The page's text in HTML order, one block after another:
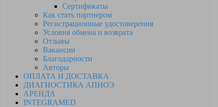
Сертификаты
Как стать партнером
Регистрационные удостоверения
Условия обмена и возврата
Отзывы
Вакансии
Благодарности
Авторы
ОПЛАТА И ДОСТАВКА
ДИАГНОСТИКА АПНОЭ
АРЕНДА
INTEGRAMED